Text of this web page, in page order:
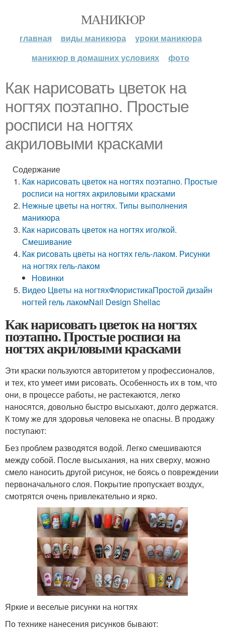
МАНИКЮР
главная виды маникюра
уроки маникюра
маникюр в домашних условиях
фото
Как нарисовать цветок на
ногтях поэтапно. Простые
росписи на ногтях
акриловыми красками
Содержание
Как нарисовать цветок на ногтях поэтапно. Простые
росписи на ногтях акриловыми красками
Нежные цветы на ногтях. Типы выполнения
маникюра
Как нарисовать цветок на ногтях иголкой.
Смешивание
Как рисовать цветы на ногтях гель-лаком. Рисунки
на ногтях гель-лаком
Новинки
Видео Цветы на ногтяхФлористикаПростой дизайн
ногтей гель лакомNail Design Shellac
Как нарисовать цветок на ногтях
поэтапно. Простые росписи на
ногтях акриловыми красками
Эти краски пользуются авторитетом у профессионалов,
и тех, кто умеет ими рисовать. Особенность их в том, что
они, в процессе работы, не растекаются, легко
наносятся, довольно быстро высыхают, долго держатся.
К тому же для здоровья человека не опасны. В продажу
поступают:
Без проблем разводятся водой. Легко смешиваются
между собой. После высыхания, на них сверху, можно
смело наносить другой рисунок, не боясь о повреждении
первоначального слоя. Покрытие пропускает воздух,
смотрятся очень привлекательно и ярко.
Яркие и веселые рисунки на ногтях
По технике нанесения рисунков бывают: